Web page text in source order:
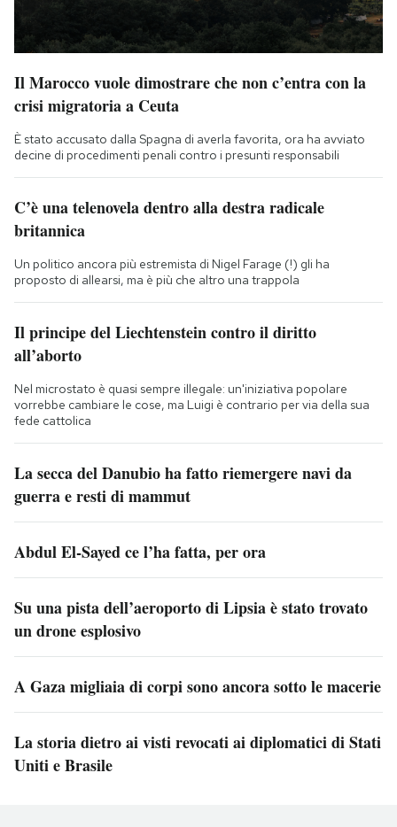
Il Marocco vuole dimostrare che non c’entra con la
crisi migratoria a Ceuta
È stato accusato dalla Spagna di averla favorita, ora ha avviato
decine di procedimenti penali contro i presunti responsabili
C’è una telenovela dentro alla destra radicale
britannica
Un politico ancora più estremista di Nigel Farage (!) gli ha
proposto di allearsi, ma è più che altro una trappola
Il principe del Liechtenstein contro il diritto
all’aborto
Nel microstato è quasi sempre illegale: un'iniziativa popolare
vorrebbe cambiare le cose, ma Luigi è contrario per via della sua
fede cattolica
La secca del Danubio ha fatto riemergere navi da
guerra e resti di mammut
Abdul El-Sayed ce l’ha fatta, per ora
Su una pista dell’aeroporto di Lipsia è stato trovato
un drone esplosivo
A Gaza migliaia di corpi sono ancora sotto le macerie
La storia dietro ai visti revocati ai diplomatici di Stati
Uniti e Brasile